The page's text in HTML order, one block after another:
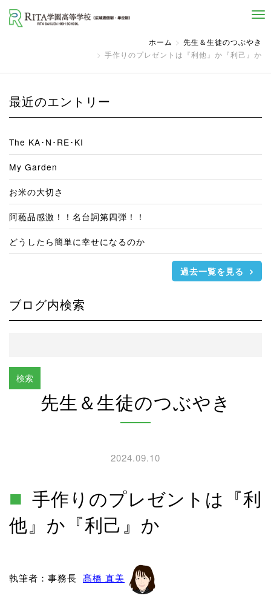
自己実現と社会貢献を志す人へ
ホーム
先生＆生徒のつぶやき
手作りのプレゼントは『利他』か『利己』か
最近のエントリー
The KA･N･RE･KI
My Garden
お米の大切さ
阿蘓品感激！！名台詞第四弾！！
どうしたら簡単に幸せになるのか
過去一覧を見る
ブログ内検索
先生＆生徒のつぶやき
2024.09.10
手作りのプレゼントは『利
他』か『利己』か
執筆者：事務長 髙橋 直美